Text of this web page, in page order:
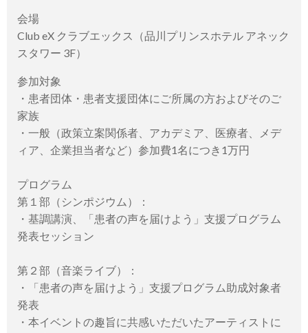
会場
Club eX クラブエックス（品川プリンスホテル アネック
スタワー 3F）
参加対象
・患者団体・患者支援団体にご所属の方およびそのご
家族
・一般（政策立案関係者、アカデミア、医療者、メデ
ィア、企業担当者など）参加費1名につき1万円
プログラム
第１部（シンポジウム）：
・基調講演、「患者の声を届けよう」支援プログラム
発表セッション
第２部（音楽ライブ）：
・「患者の声を届けよう」支援プログラム助成対象者
発表
・本イベントの趣旨に共感いただいたアーティストに